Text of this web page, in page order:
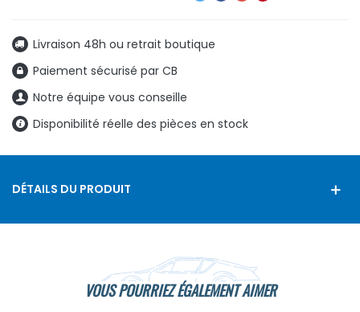
Livraison 48h ou retrait boutique
Paiement sécurisé par CB
Notre équipe vous conseille
Disponibilité réelle des pièces en stock
DÉTAILS DU PRODUIT
VOUS POURRIEZ ÉGALEMENT AIMER